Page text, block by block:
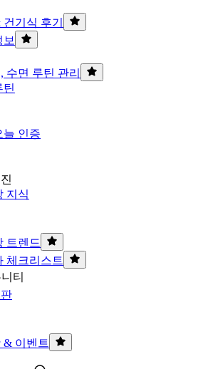
기식 후기
보
수면 루틴 관리
틴
늘 인증
지식
트렌드
체크리스트
티
& 이벤트